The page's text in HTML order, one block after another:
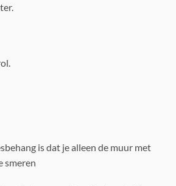
is dat je alleen de muur met
smeren